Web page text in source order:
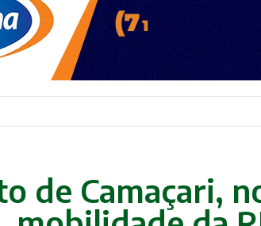
de Camaçari,